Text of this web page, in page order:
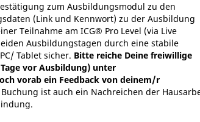
zum Ausbildungsmodul zu den
(Link und Kennwort) zu der Ausbildung
Teilnahme am ICG® Pro Level (via Live
Ausbildungstagen durch eine stabile
Tablet sicher. Bitte reiche Deine freiwillige
vor Ausbildung) unter
vorab ein Feedback von deinem/r
ist auch ein Nachreichen der